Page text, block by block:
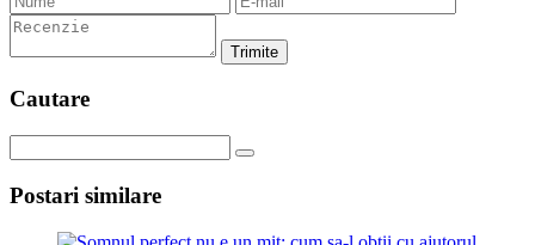
Trimite
Cautare
Postari similare